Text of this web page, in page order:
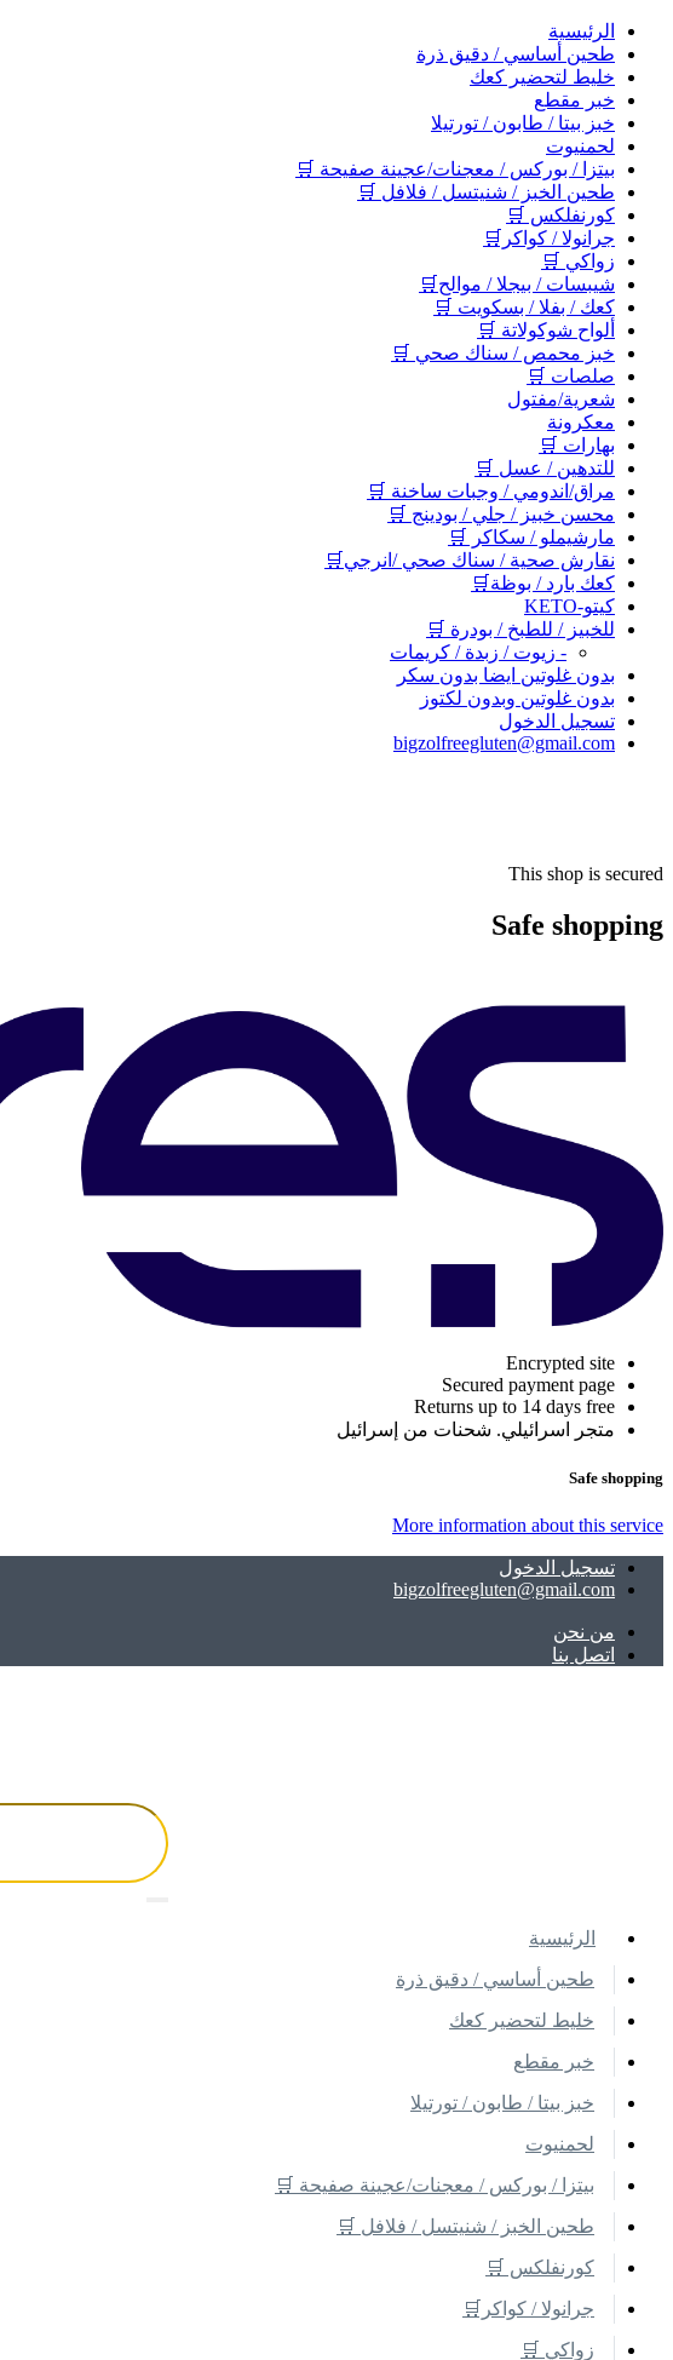
اﻟﺮﺋﻴﺴﻴﺔ
طحين أساسي / دقيق ذرة
خليط لتحضير كعك
خبر مقطع
خبز بيتا / طابون / تورتيلا
لحمنيوت
بيتزا / بوركس / معجنات/عجينة صفيحة 🛒
طحين الخبز / شنيتسل / فلافل 🛒
كورنفلكس 🛒
جرانولا / كواكر🛒
زواكي 🛒
شيبسات / بيجلا / موالح🛒
كعك / بفلا / بسكويت 🛒
ألواح شوكولاتة 🛒
خبز محمص / سناك صحي 🛒
صلصات 🛒
شعرية/مفتول
معكرونة
بهارات 🛒
للتدهين / عسل 🛒
مراق/اندومي / وجبات ساخنة 🛒
محسن خبيز / جلي / بودينج 🛒
مارشيملو / سكاكر 🛒
نقارش صحية / سناك صحي /انرجي🛒
كعك بارد / بوظة🛒
كيتو-KETO
للخبيز / للطبخ / بودرة 🛒
- زيوت / زبدة / كريمات
بدون غلوتين ايضا بدون سكر
بدون غلوتين وبدون لكتوز
تسجيل الدخول
bigzolfreegluten@gmail.com
This shop is secured
Safe shopping
Encrypted site
Secured payment page
Returns up to 14 days free
متجر اسرائيلي. شحنات من إسرائيل
Safe shopping
More information about this service
تسجيل الدخول
bigzolfreegluten@gmail.com
ﻣﻦ ﻧﺤﻦ
اتصل بنا
اﻟﺮﺋﻴﺴﻴﺔ
طحين أساسي / دقيق ذرة
خليط لتحضير كعك
خبر مقطع
خبز بيتا / طابون / تورتيلا
لحمنيوت
بيتزا / بوركس / معجنات/عجينة صفيحة 🛒
طحين الخبز / شنيتسل / فلافل 🛒
كورنفلكس 🛒
جرانولا / كواكر🛒
زواكي 🛒